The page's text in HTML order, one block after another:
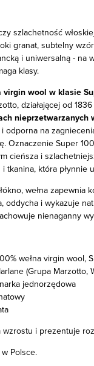
szlachetność
granat, subtelny
i uniwersalną - na
klasy.
virgin wool w klasie
działającej od
nieprzetwarzanych
i odporna na
Oznaczenie Super
cieńsza i
tkanina, która płynnie
wełna zapewnia
oddycha i wykazuje
nienaganny
wełna virgin wool,
(Grupa Marzotto,
jednorzędowa
wzrostu i prezentuje
Polsce.